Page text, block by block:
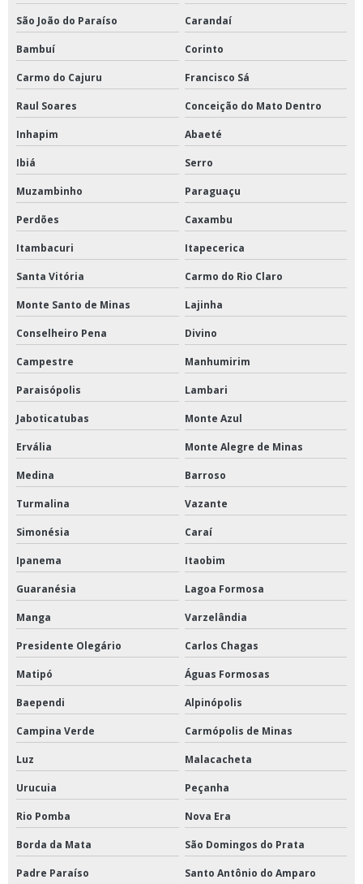
São João do Paraíso Carandaí
Bambuí Corinto
Carmo do Cajuru Francisco Sá
Raul Soares Conceição do Mato Dentro
Inhapim Abaeté
Ibiá Serro
Muzambinho Paraguaçu
Perdões Caxambu
Itambacuri Itapecerica
Santa Vitória Carmo do Rio Claro
Monte Santo de Minas Lajinha
Conselheiro Pena Divino
Campestre Manhumirim
Paraisópolis Lambari
Jaboticatubas Monte Azul
Ervália Monte Alegre de Minas
Medina Barroso
Turmalina Vazante
Simonésia Caraí
Ipanema Itaobim
Guaranésia Lagoa Formosa
Manga Varzelândia
Presidente Olegário Carlos Chagas
Matipó Águas Formosas
Baependi Alpinópolis
Campina Verde Carmópolis de Minas
Luz Malacacheta
Urucuia Peçanha
Rio Pomba Nova Era
Borda da Mata São Domingos do Prata
Padre Paraíso Santo Antônio do Amparo